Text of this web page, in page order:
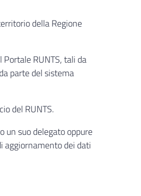
della Regione
RUNTS, tali da
parte del sistema
del RUNTS.
un suo delegato oppure
aggiornamento dei dati